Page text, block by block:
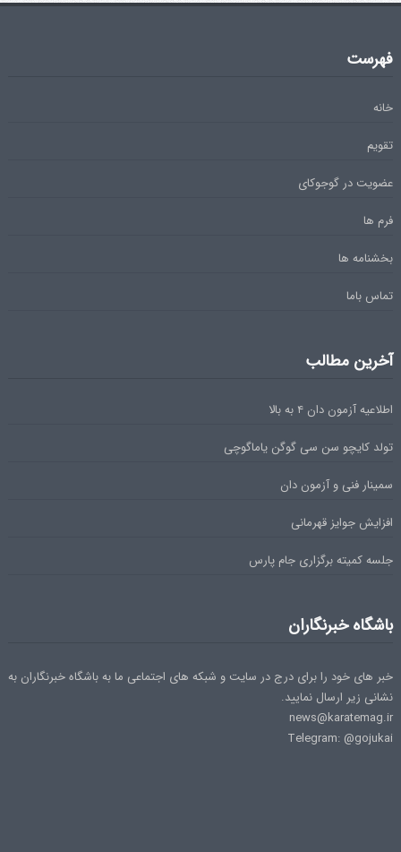
فهرست
خانه
تقویم
عضویت در گوجوکای
فرم ها
بخشنامه ها
تماس باما
آخرین مطالب
اطلاعیه آزمون دان ۴ به بالا
تولد کایچو سن سی گوگن یاماگوچی
سمینار فنی و آزمون دان
افزایش جوایز قهرمانی
جلسه کمیته برگزاری جام پارس
باشگاه خبرنگاران
خبر های خود را برای درج در سایت و شبکه های اجتماعی ما به باشگاه خبرنگاران به
نشانی زیر ارسال نمایید.
news@karatemag.ir
Telegram: @gojukai